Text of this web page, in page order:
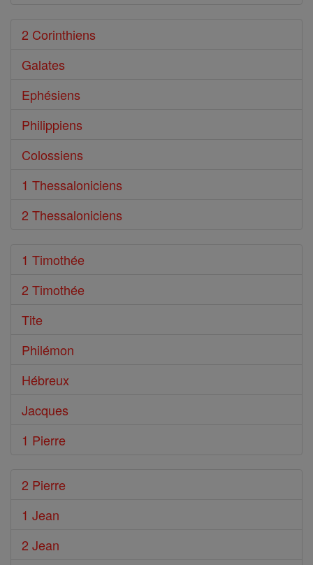
2 Corinthiens
Galates
Ephésiens
Philippiens
Colossiens
1 Thessaloniciens
2 Thessaloniciens
1 Timothée
2 Timothée
Tite
Philémon
Hébreux
Jacques
1 Pierre
2 Pierre
1 Jean
2 Jean